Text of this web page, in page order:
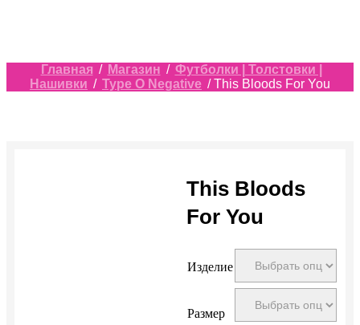
Главная / Магазин / Футболки | Толстовки |
Нашивки / Type O Negative / This Bloods For You
This Bloods
For You
Изделие
Размер